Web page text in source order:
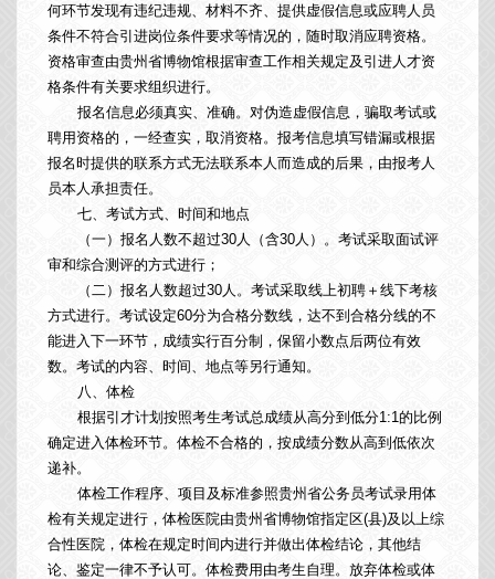
何环节发现有违纪违规、材料不齐、提供虚假信息或应聘人员
条件不符合引进岗位条件要求等情况的，随时取消应聘资格。
资格审查由贵州省博物馆根据审查工作相关规定及引进人才资
格条件有关要求组织进行。
报名信息必须真实、准确。对伪造虚假信息，骗取考试或
聘用资格的，一经查实，取消资格。报考信息填写错漏或根据
报名时提供的联系方式无法联系本人而造成的后果，由报考人
员本人承担责任。
七、考试方式、时间和地点
（一）报名人数不超过30人（含30人）。考试采取面试评
审和综合测评的方式进行；
（二）报名人数超过30人。考试采取线上初聘＋线下考核
方式进行。考试设定60分为合格分数线，达不到合格分线的不
能进入下一环节，成绩实行百分制，保留小数点后两位有效
数。考试的内容、时间、地点等另行通知。
八、体检
根据引才计划按照考生考试总成绩从高分到低分1:1的比例
确定进入体检环节。体检不合格的，按成绩分数从高到低依次
递补。
体检工作程序、项目及标准参照贵州省公务员考试录用体
检有关规定进行，体检医院由贵州省博物馆指定区(县)及以上综
合性医院，体检在规定时间内进行并做出体检结论，其他结
论、鉴定一律不予认可。体检费用由考生自理。放弃体检或体